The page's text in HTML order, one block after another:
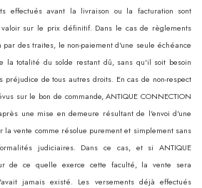
effectués avant la livraison ou la facturation sont
valoir sur le prix définitif. Dans le cas de règlements
par des traites, le non-paiement d'une seule échéance
la totalité du solde restant dû, sans qu'il soit besoin
de tous autres droits. En cas de non-respect
sur le bon de commande, ANTIQUE CONNECTION
une mise en demeure résultant de l'envoi d'une
la vente comme résolue purement et simplement sans
judiciaires. Dans ce cas, et si ANTIQUE
de ce quelle exerce cette faculté, la vente sera
jamais existé. Les versements déjà effectués